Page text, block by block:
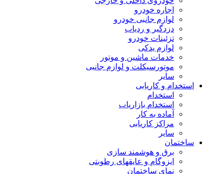
اجاره خودرو
لوازم جانبی خودرو
دزدگیر و ردیاب
تزئینات خودرو
لوازم یدکی
خدمات ماشین و موتور
موتورسیکلت و لوازم جانبی
سایر
استخدام و کاریابی
استخدام
استخدام بازاریاب
آماده به کار
مراکز کاریابی
سایر
ساختمان
برق و هوشمند سازی
ایزوگام و عایقهای رطوبتی
نمای ساختمان